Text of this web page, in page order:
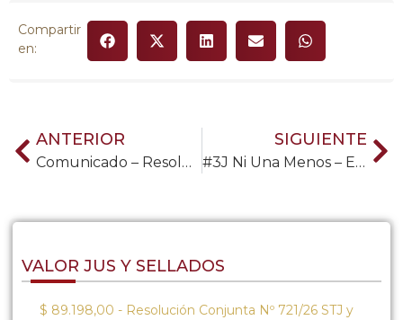
Compartir
en:
ANTERIOR
Comunicado – Resolución de concursos (Ampliada)
SIGUIENTE
#3J Ni Una Menos – En un nuevo aniversario de Ni Una Menos compartimos este material audiovisual
VALOR JUS Y SELLADOS
$ 89.198,00 - Resolución Conjunta Nº 721/26 STJ y